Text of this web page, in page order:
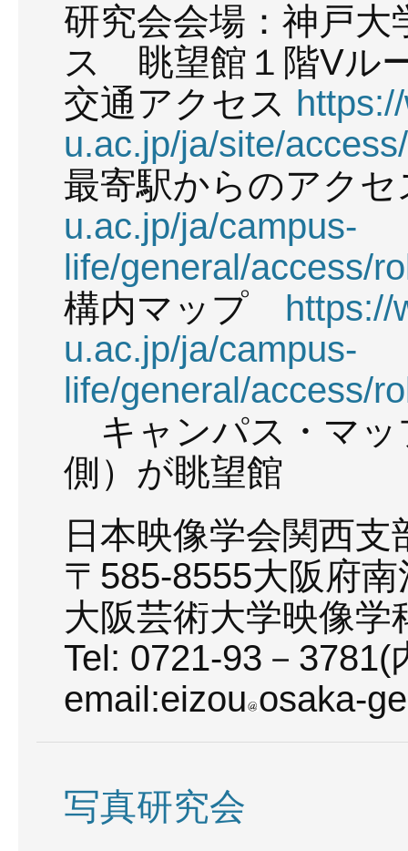
研究会会場：神戸
ス 眺望館１階Vル
交通アクセス
u.ac.jp/ja/site/access/
最寄駅からのアク
u.ac.jp/ja/campus-
life/general/access/
構内マップ https://
u.ac.jp/ja/campus-
life/general/access/
キャンパス・マッ
側）が眺望館
日本映像学会関西支
〒585-8555大阪府
大阪芸術大学映像学
Tel: 0721-93－3781(
email:eizou osaka-
写真研究会